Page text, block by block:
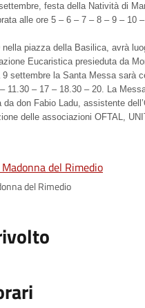
festa della Natività di
alle ore 5 – 6 – 7 – 8 – 9 – 10
nella piazza della Basilica, avrà
Eucaristica presieduta da
9 settembre la Santa Messa sarà
11.30 – 17 – 18.30 – 20. La
da don Fabio Ladu, assistente
delle associazioni OFTAL,
del Rimedio